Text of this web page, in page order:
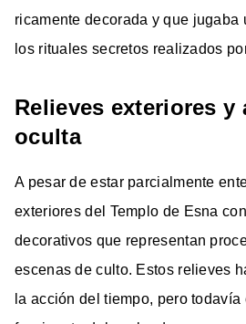
ricamente decorada y que jugaba
los rituales secretos realizados
Relieves exteriores y
oculta
A pesar de estar parcialmente
exteriores del Templo de Esna
decorativos que representan
escenas de culto. Estos relieves
la acción del tiempo, pero